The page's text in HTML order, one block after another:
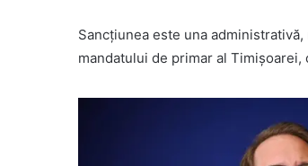
Sancțiunea este una
mandatului de primar al